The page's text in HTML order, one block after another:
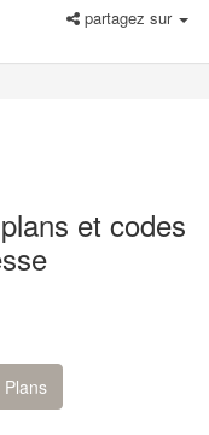
partagez sur
et codes
Plans